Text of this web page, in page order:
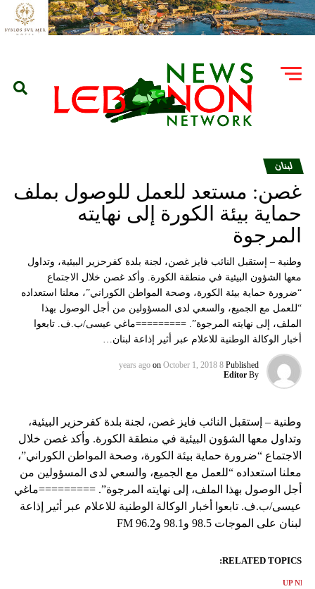
لبنان
غصن: مستعد للعمل للوصول بملف
حماية بيئة الكورة إلى نهايته
المرجوة
وطنية – إستقبل النائب فايز غصن، لجنة بلدة كفرحزير البيئية، وتداول
معها الشؤون البيئية في منطقة الكورة. وأكد غصن خلال الاجتماع
“ضرورة حماية بيئة الكورة، وصحة المواطن الكوراني”، معلنا استعداده
“للعمل مع الجميع، والسعي لدى المسؤولين من أجل الوصول بهذا
الملف، إلى نهايته المرجوة”. =========ماغي عيسى/ب.ف. تابعوا
أخبار الوكالة الوطنية للاعلام عبر أثير إذاعة لبنان…
Published
8 years ago
on October 1, 2018
By
Editor
وطنية – إستقبل النائب فايز غصن، لجنة بلدة كفرحزير البيئية،
وتداول معها الشؤون البيئية في منطقة الكورة. وأكد غصن خلال
الاجتماع “ضرورة حماية بيئة الكورة، وصحة المواطن الكوراني”،
معلنا استعداده “للعمل مع الجميع، والسعي لدى المسؤولين من
أجل الوصول بهذا الملف، إلى نهايته المرجوة”. =========ماغي
عيسى/ب.ف. تابعوا أخبار الوكالة الوطنية للاعلام عبر أثير إذاعة
لبنان على الموجات 98.5 و98.1 و96.2 FM
RELATED TOPICS:
UP